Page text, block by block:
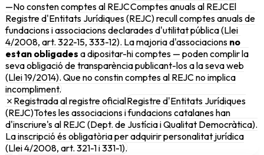
—No consten comptes al REJCComptes anuals al REJCEl
Registre d'Entitats Jurídiques (REJC) recull comptes anuals de
fundacions i associacions declarades d'utilitat pública (Llei
4/2008, art. 322-15, 333-12). La majoria d'associacions no
estan obligades a dipositar-hi comptes — poden complir la
seva obligació de transparència publicant-los a la seva web
(Llei 19/2014). Que no constin comptes al REJC no implica
incompliment.
✗ Registrada al registre oficialRegistre d'Entitats Jurídiques
(REJC)Totes les associacions i fundacions catalanes han
d'inscriure's al REJC (Dept. de Justícia i Qualitat Democràtica).
La inscripció és obligatòria per adquirir personalitat jurídica
(Llei 4/2008, art. 321-1 i 331-1).